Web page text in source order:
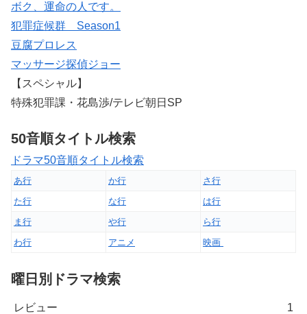
ボク、運命の人です。
犯罪症候群 Season1
豆腐プロレス
マッサージ探偵ジョー
【スペシャル】
特殊犯罪課・花島渉/テレビ朝日SP
50音順タイトル検索
ドラマ50音順タイトル検索
あ行 か行
さ行
た行
な行
は行
ま行
や行
ら行
わ行
アニメ 映画
曜日別ドラマ検索
レビュー 1